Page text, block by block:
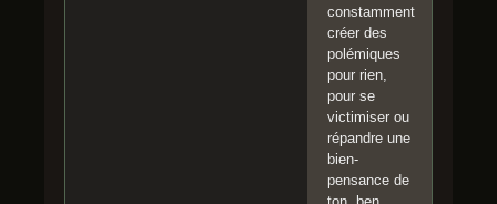
constamment
créer des
polémiques
pour rien,
pour se
victimiser ou
répandre une
bien-
pensance de